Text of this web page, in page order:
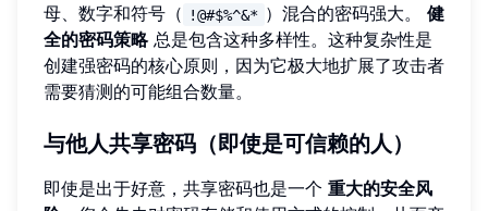
母、数字和符号（
!@#$%^&* ）混合的密码强大。 健
全的密码策略总是包含这种多样性。这种复杂性是
创建强密码的核心原则，因为它极大地扩展了攻击者
需要猜测的可能组合数量。
与他人共享密码（即使是可信赖的人）
即使是出于好意，共享密码也是一个 重大的安全风